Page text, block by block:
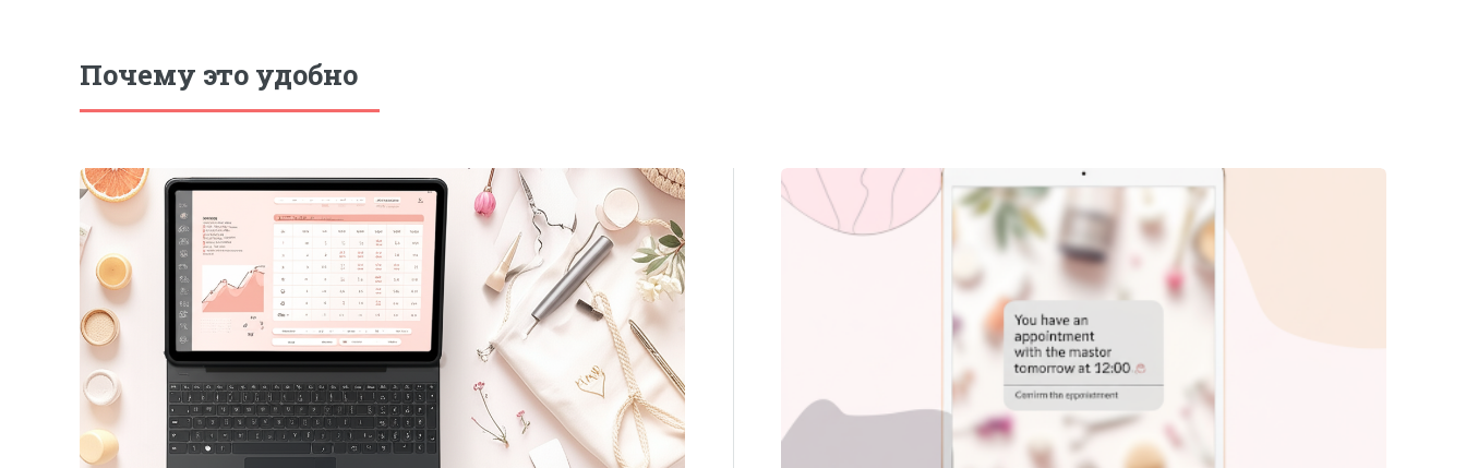
Почему это удобно